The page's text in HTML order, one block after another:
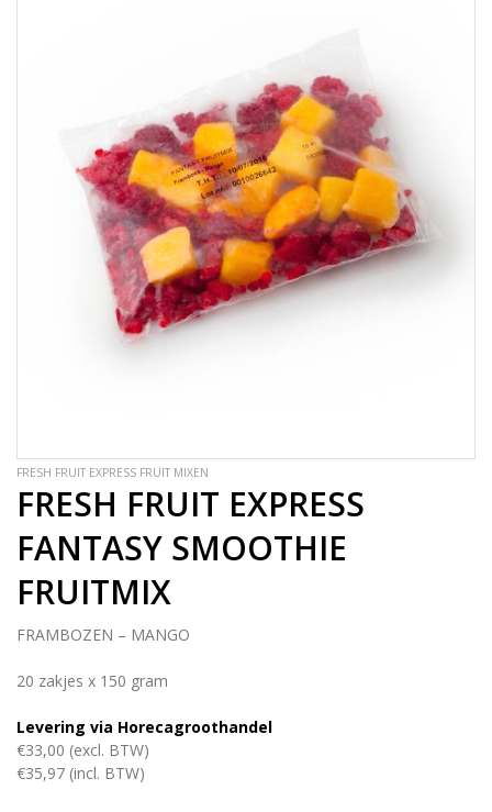
FRESH FRUIT EXPRESS FRUIT MIXEN
FRESH FRUIT EXPRESS
FANTASY SMOOTHIE
FRUITMIX
FRAMBOZEN – MANGO
20 zakjes x 150 gram
Levering via Horecagroothandel
€33,00 (excl. BTW)
€35,97 (incl. BTW)